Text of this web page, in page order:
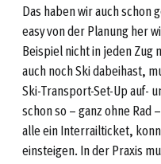
Das haben wir auch schon
easy von der Planung her
Beispiel nicht in jeden Zug
auch noch Ski dabeihast,
Ski-Transport-Set-Up auf-
schon so – ganz ohne
alle ein Interrailticket,
einsteigen. In der Praxis